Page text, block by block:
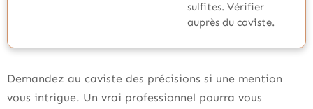
sulfites. Vérifier
auprès du caviste.
Demandez au caviste des précisions si une mention
vous intrigue. Un vrai professionnel pourra vous